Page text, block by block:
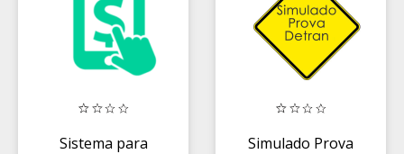
Sistema para
Simulado Prova